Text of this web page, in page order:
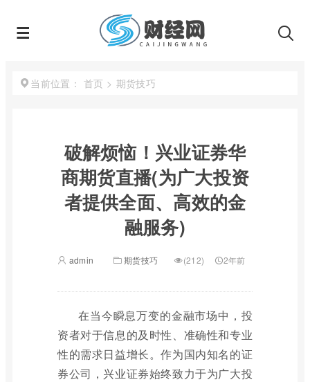
当前位置： 首页 > 期货技巧
破解烦恼！兴业证券华
商期货直播(为广大投资
者提供全面、高效的金
融服务)
admin 期货技巧 (212) 2年前
在当今瞬息万变的金融市场中，投
资者对于信息的及时性、准确性和专业
性的需求日益增长。作为国内知名的证
券公司，兴业证券始终致力于为广大投